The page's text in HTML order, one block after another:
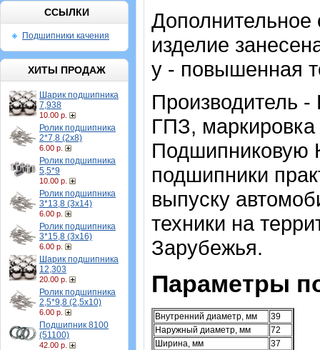
ССЫЛКИ
Подшипники качения
ХИТЫ ПРОДАЖ
Шарик подшипника
7,938
10.00 р.
Ролик подшипника
2*7,8 (2х8)
6.00 р.
Ролик подшипника
5,5*9
10.00 р.
Ролик подшипника
3*13,8 (3х14)
6.00 р.
Ролик подшипника
3*15,8 (3х16)
6.00 р.
Шарик подшипника
12,303
20.00 р.
Ролик подшипника
2,5*9,8 (2,5х10)
6.00 р.
Подшипник 8100
(51100)
42.00 р.
Дополнительное
изделие
у - повышенная
Производитель
ГПЗ,
Подшипниковую
подшипники
выпуску
техники на
Зарубежья.
Параметры
Внутренний диаметр, мм
39
Наружный диаметр, мм
72
Ширина, мм
37